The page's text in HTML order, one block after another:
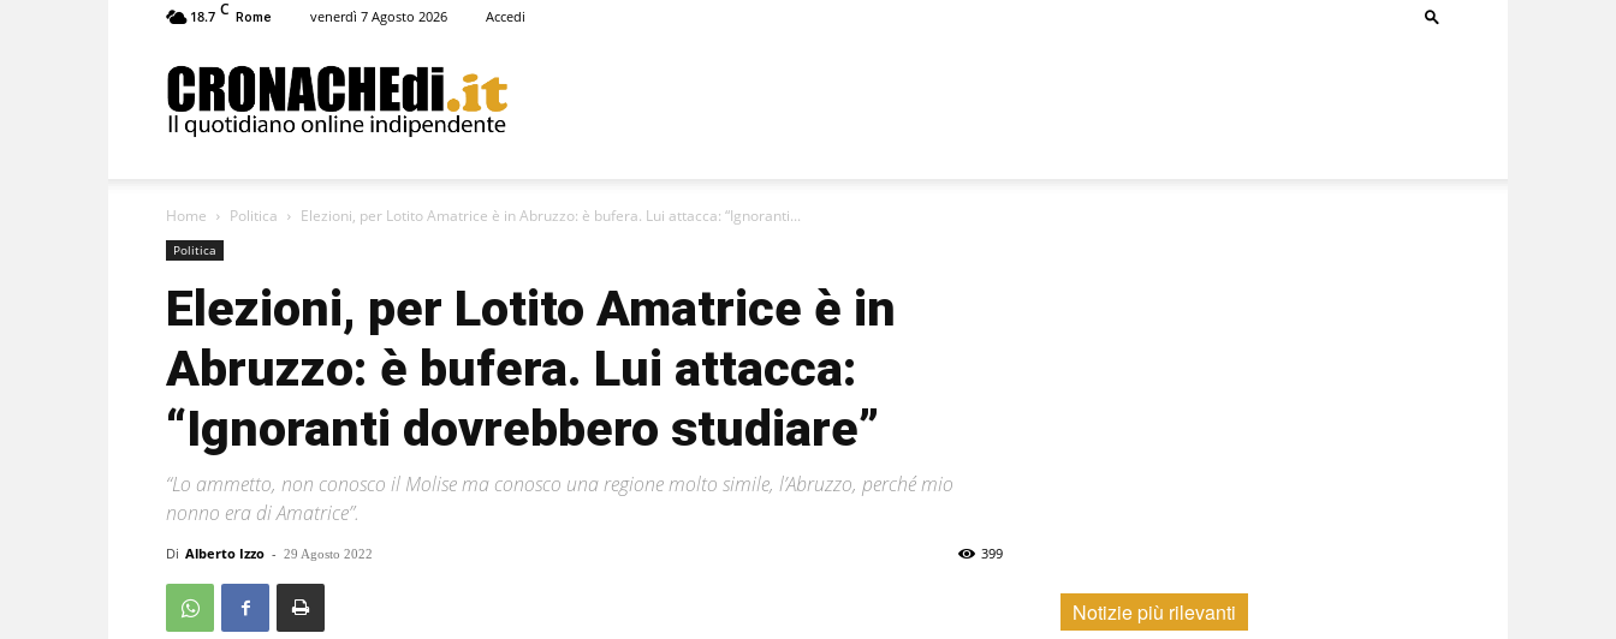
18.7 C Rome venerdì 7 Agosto 2026 Accedi
Home Politica Elezioni, per Lotito Amatrice è in Abruzzo: è bufera. Lui attacca: “Ignoranti...
Politica
Elezioni, per Lotito Amatrice è in
Abruzzo: è bufera. Lui attacca:
“Ignoranti dovrebbero studiare”
“Lo ammetto, non conosco il Molise ma conosco una regione molto simile, l’Abruzzo, perché mio
nonno era di Amatrice”.
Di Alberto Izzo - 29 Agosto 2022 399
Notizie più rilevanti